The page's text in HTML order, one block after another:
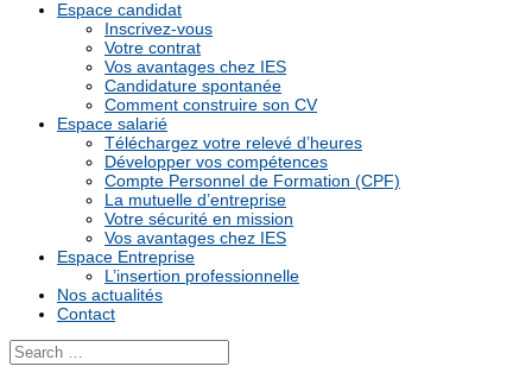
Espace candidat
Inscrivez-vous
Votre contrat
Vos avantages chez IES
Candidature spontanée
Comment construire son CV
Espace salarié
Téléchargez votre relevé d’heures
Développer vos compétences
Compte Personnel de Formation (CPF)
La mutuelle d’entreprise
Votre sécurité en mission
Vos avantages chez IES
Espace Entreprise
L’insertion professionnelle
Nos actualités
Contact